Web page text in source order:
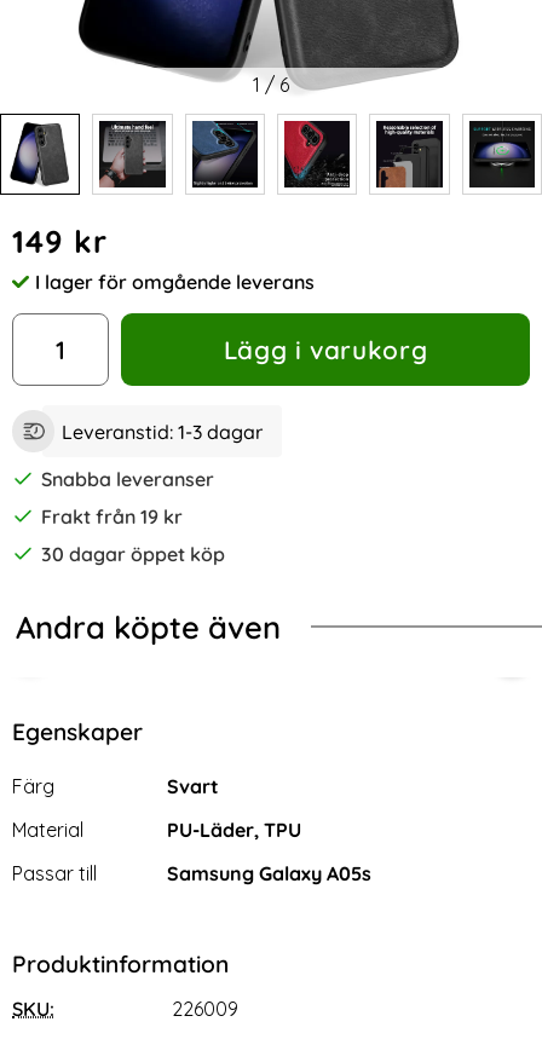
1 / 6
pris
149 kr
Tillgänglighet:
I lager för omgående leverans
antal
Lägg i varukorg
Leveranstid: 1-3 dagar
Snabba leveranser
Frakt från 19 kr
30 dagar öppet köp
Andra köpte även
Glas Green Ocean
Galaxy A05s 4G Magic Shield TPU Ljus Lila
Samsung Galaxy A05s 4G
Egenskaper
Egenskaper/attribut för denna produkt
Attribut
Färg
Svart
Material
PU-Läder, TPU
Passar till
Samsung Galaxy A05s
Produktinformation
SKU: 226009